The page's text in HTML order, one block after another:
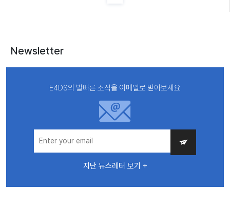
Newsletter
E4DS의 발빠른 소식을 이메일로 받아보세요
지난 뉴스레터 보기 +